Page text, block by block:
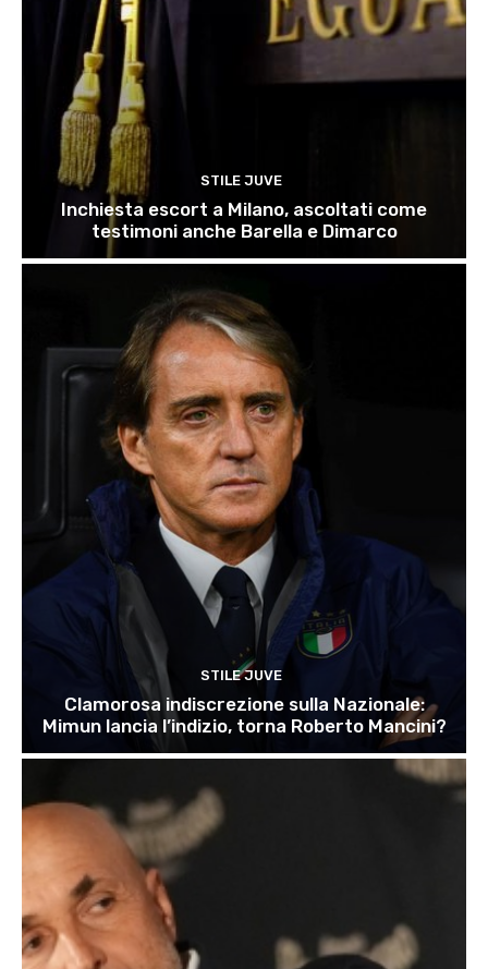
STILE JUVE
Inchiesta escort a Milano, ascoltati come
testimoni anche Barella e Dimarco
STILE JUVE
Clamorosa indiscrezione sulla Nazionale:
Mimun lancia l’indizio, torna Roberto Mancini?